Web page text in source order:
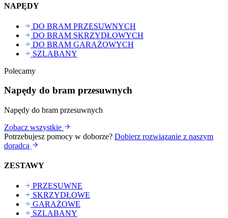
NAPĘDY
DO BRAM PRZESUWNYCH
DO BRAM SKRZYDŁOWYCH
DO BRAM GARAŻOWYCH
SZLABANY
Polecamy
Napędy do bram przesuwnych
Napędy do bram przesuwnych
Zobacz wszystkie
Potrzebujesz pomocy w doborze? Dobierz rozwiązanie z naszym
doradcą
ZESTAWY
PRZESUWNE
SKRZYDŁOWE
GARAŻOWE
SZLABANY